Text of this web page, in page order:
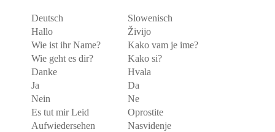
Deutsch
Slowenisch
Hallo
Živijo
Wie ist ihr Name?
Kako vam je ime?
Wie geht es dir?
Kako si?
Danke
Hvala
Ja
Da
Nein
Ne
Es tut mir Leid
Oprostite
Aufwiedersehen
Nasvidenje